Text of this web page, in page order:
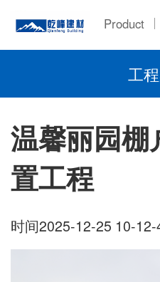
Product
工
温馨丽园
置工程
时间2025-12-25 10-